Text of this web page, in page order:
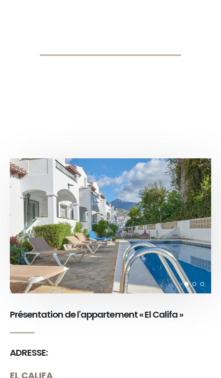
Présentation de l'appartement « El Califa »
ADRESSE:
EL CALIFA